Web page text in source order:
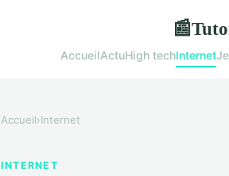
📰
AccueilActuHigh techInternet
Accueil›Internet
INTERNET